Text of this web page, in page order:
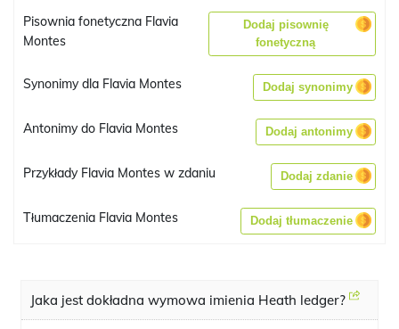
Pisownia fonetyczna Flavia
Montes
Dodaj pisownię
fonetyczną
Synonimy dla Flavia Montes Dodaj synonimy
Antonimy do Flavia Montes Dodaj antonimy
Przykłady Flavia Montes w zdaniu Dodaj zdanie
Tłumaczenia Flavia Montes Dodaj tłumaczenie
Jaka jest dokładna wymowa imienia Heath ledger?